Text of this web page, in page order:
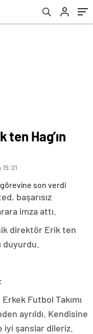
Hag’ın
başarısız
imza attı.
direktör Erik ten
duyurdu.
Futbol Takımı
ayrıldı. Kendisine
şanslar dileriz.